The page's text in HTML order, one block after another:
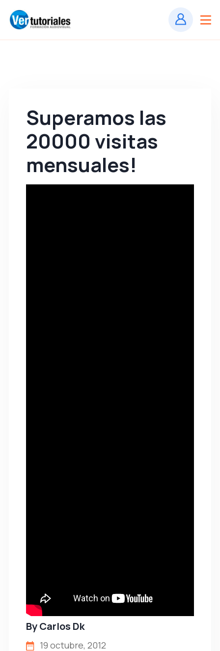
Superamos las
20000 visitas
mensuales!
ByCarlos Dk
19 octubre, 2012